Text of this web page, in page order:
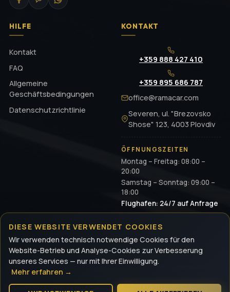
HILFE
Kontakt
FAQ
Allgemeine
Geschäftsbedingungen
Datenschutzrichtlinie
KONTAKT
+359 888 427 410
+359 895 686 787
office@ramacar.com
Severen, ul. "Brezovsko
Shose" 123, 4003 Plovdiv
ÖFFNUNGSZEITEN
Montag – Freitag: 08:00 –
20:00
Samstag – Sonntag: 09:00 –
18:00
Flughafen: 24/7 auf Anfrage
© 2026 RamaCar. Alle Rechte vorbehalten.
RAMACAR EOOD · UIC: BG201547476
Datenschutzrichtlinie Allgemeine Geschäftsbedingungen
DIESE WEBSITE VERWENDET COOKIES
Wir verwenden technisch notwendige Cookies für den
Website-Betrieb und Analyse-Cookies zur Verbesserung
unseres Services — nur mit Ihrer Einwilligung.
Mehr erfahren →